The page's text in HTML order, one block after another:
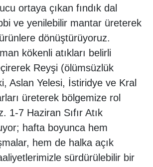
ortaya çıkan fındık dal
ve yenilebilir mantar üreterek
dönüştürüyoruz.
kökenli atıkları belirli
Reyşi (ölümsüzlük
Aslan Yelesi, İstiridye ve Kral
üreterek bölgemize rol
1-7 Haziran Sıfır Atık
hafta boyunca hem
hem de halka açık
sürdürülebilir bir